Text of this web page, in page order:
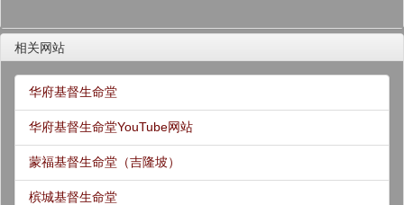
相关网站
华府基督生命堂
华府基督生命堂YouTube网站
蒙福基督生命堂（吉隆坡）
槟城基督生命堂